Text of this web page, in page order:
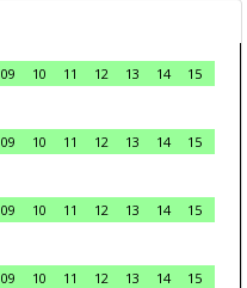
09 10 11 12 13 14
15
09 10 11 12 13 14
15
09 10 11 12 13 14
15
09 10 11 12 13 14
15